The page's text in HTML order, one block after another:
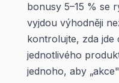
bonusy 5–15 % se
vyjdou výhodněji
kontrolujte, zda jde
jednotlivého
jednoho, aby